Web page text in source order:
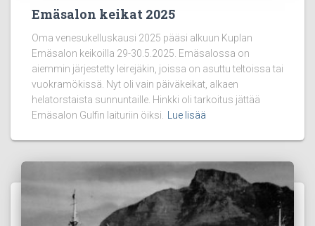
Emäsalon keikat 2025
Oma venesukelluskausi 2025 pääsi alkuun Kuplan
Emäsalon keikoilla 29-30.5.2025. Emäsalossa on
aiemmin järjestetty leirejäkin, joissa on asuttu teltoissa tai
vuokramökissä. Nyt oli vain päiväkeikat, alkaen
helatorstaista sunnuntaille. Hinkki oli tarkoitus jättää
Emäsalon Gulfin laituriin öiksi.
Lue lisää